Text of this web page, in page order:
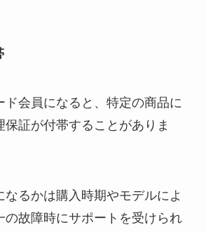
ド会員になると、特定の商品に
保証が付帯することがありま
なるかは購入時期やモデルによ
の故障時にサポートを受けられ